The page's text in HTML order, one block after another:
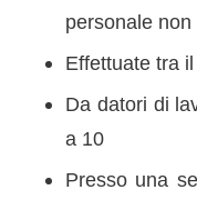
personale non
Effettuate tra
Da datori di
a 10
Presso una